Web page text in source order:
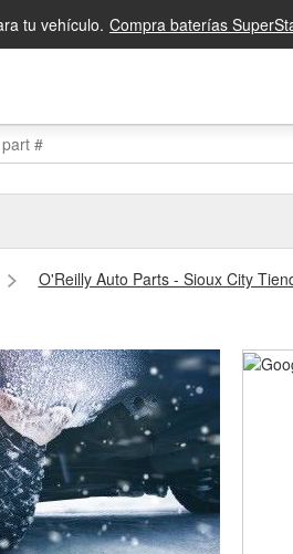
tu vehículo. Compra baterías
O'Reilly Auto Parts - Sioux City